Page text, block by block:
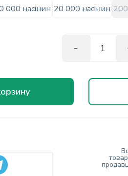
000 насінин 20 000 насінин